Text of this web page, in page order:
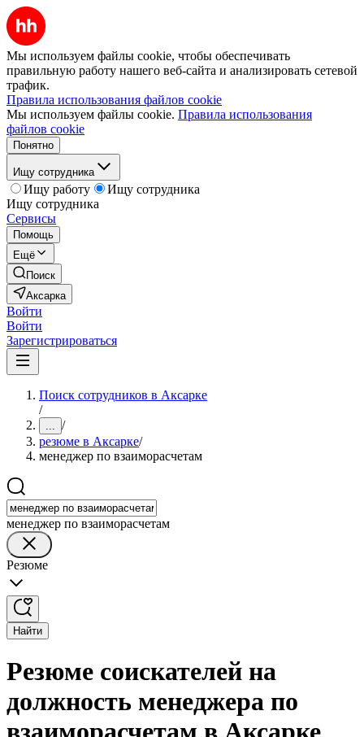
Мы используем файлы cookie, чтобы обеспечивать
правильную работу нашего веб-сайта и анализировать сетевой
трафик.
Правила использования файлов cookie
Мы используем файлы cookie. Правила использования
файлов cookie
Понятно
Ищу сотрудника
Ищу работу
Ищу сотрудника
Ищу сотрудника
Сервисы
Помощь
Ещё
Поиск
Аксарка
Войти
Войти
Зарегистрироваться
Поиск сотрудников в Аксарке
/
... /
резюме в Аксарке/
менеджер по взаиморасчетам
менеджер по взаиморасчетам
Резюме
Найти
Резюме соискателей на
должность менеджера по